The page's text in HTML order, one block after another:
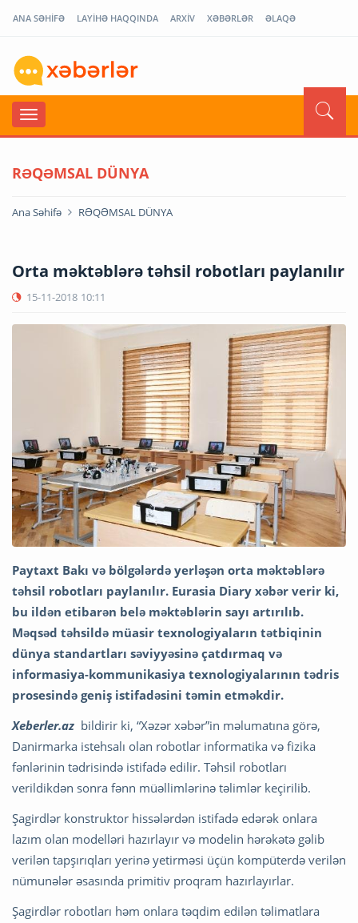
ANA SƏHİFƏ LAYİHƏ HAQQINDA ARXİV XƏBƏRLƏR ƏLAQƏ
RƏQƏMSAL DÜNYA
Ana Səhifə RƏQƏMSAL DÜNYA
Orta məktəblərə təhsil robotları paylanılır
15-11-2018 10:11
Paytaxt Bakı və bölgələrdə yerləşən orta məktəblərə
təhsil robotları paylanılır. Eurasia Diary xəbər verir ki,
bu ildən etibarən belə məktəblərin sayı artırılıb.
Məqsəd təhsildə müasir texnologiyaların tətbiqinin
dünya standartları səviyyəsinə çatdırmaq və
informasiya-kommunikasiya texnologiyalarının tədris
prosesində geniş istifadəsini təmin etməkdir.
Xeberler.az bildirir ki, “Xəzər xəbər”in məlumatına görə,
Danirmarka istehsalı olan robotlar informatika və fizika
fənlərinin tədrisində istifadə edilir. Təhsil robotları
verildikdən sonra fənn müəllimlərinə təlimlər keçirilib.
Şagirdlər konstruktor hissələrdən istifadə edərək onlara
lazım olan modelləri hazırlayır və modelin hərəkətə gəlib
verilən tapşırıqları yerinə yetirməsi üçün kompüterdə verilən
nümunələr əsasında primitiv proqram hazırlayırlar.
Şagirdlər robotları həm onlara təqdim edilən təlimatlara